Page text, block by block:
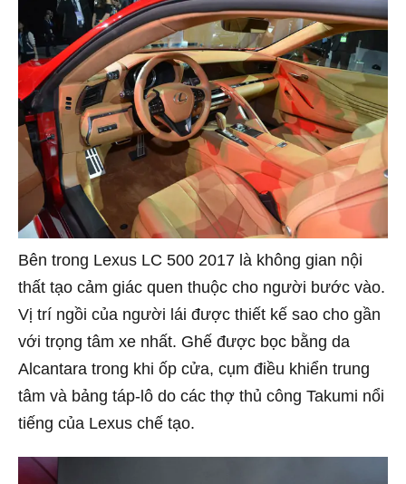
Bên trong Lexus LC 500 2017 là không gian nội
thất tạo cảm giác quen thuộc cho người bước vào.
Vị trí ngồi của người lái được thiết kế sao cho gần
với trọng tâm xe nhất. Ghế được bọc bằng da
Alcantara trong khi ốp cửa, cụm điều khiển trung
tâm và bảng táp-lô do các thợ thủ công Takumi nổi
tiếng của Lexus chế tạo.